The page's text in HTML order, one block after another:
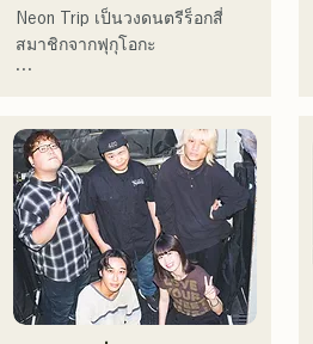
Neon Trip เป็นวงดนตรีร็อกสี่
สมาชิกจากฟุกุโอกะ
พฤศจิกายน 2023
แก่นแท้ของป๊อปร็อกถูกถ่ายทอด
ผ่านบทเพลงอันแสนคิดถึง ขับร้อง
โดยนักร้องและมือกีตาร์ ยูมะ คามิ
ยะ ท่วงทำนองและเนื้อร้องที่บาง
ครั้งก็นุ่มนวล บางครั้งก็เข้มข้น